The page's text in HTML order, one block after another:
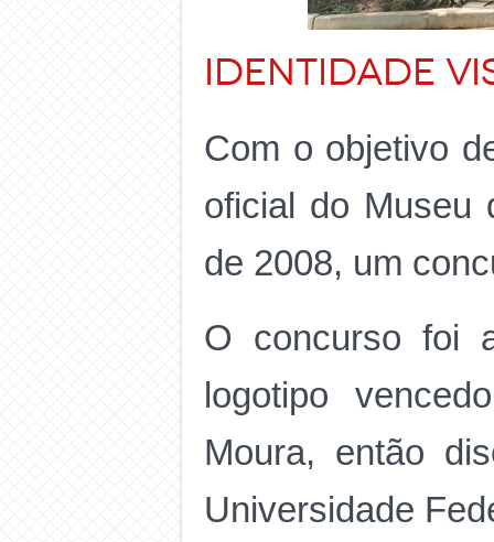
Identidade
Com o objetivo
oficial do Museu
de 2008, um
O concurso foi
logotipo
Moura, então
Universidade